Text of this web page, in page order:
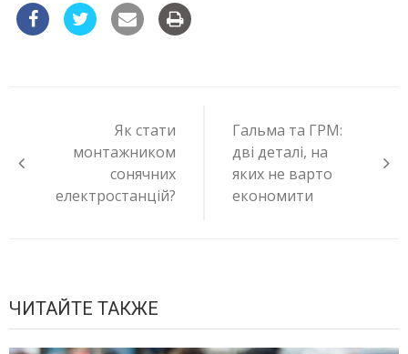
записям
Як стати
монтажником
сонячних
електростанцій?
Гальма та ГРМ:
дві деталі, на
яких не варто
економити
ЧИТАЙТЕ ТАКЖЕ